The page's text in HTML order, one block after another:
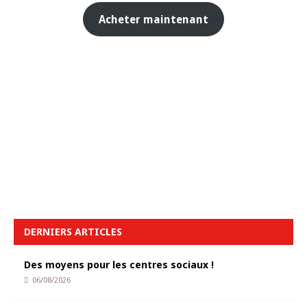
Acheter maintenant
DERNIERS ARTICLES
Des moyens pour les centres sociaux !
06/08/2026